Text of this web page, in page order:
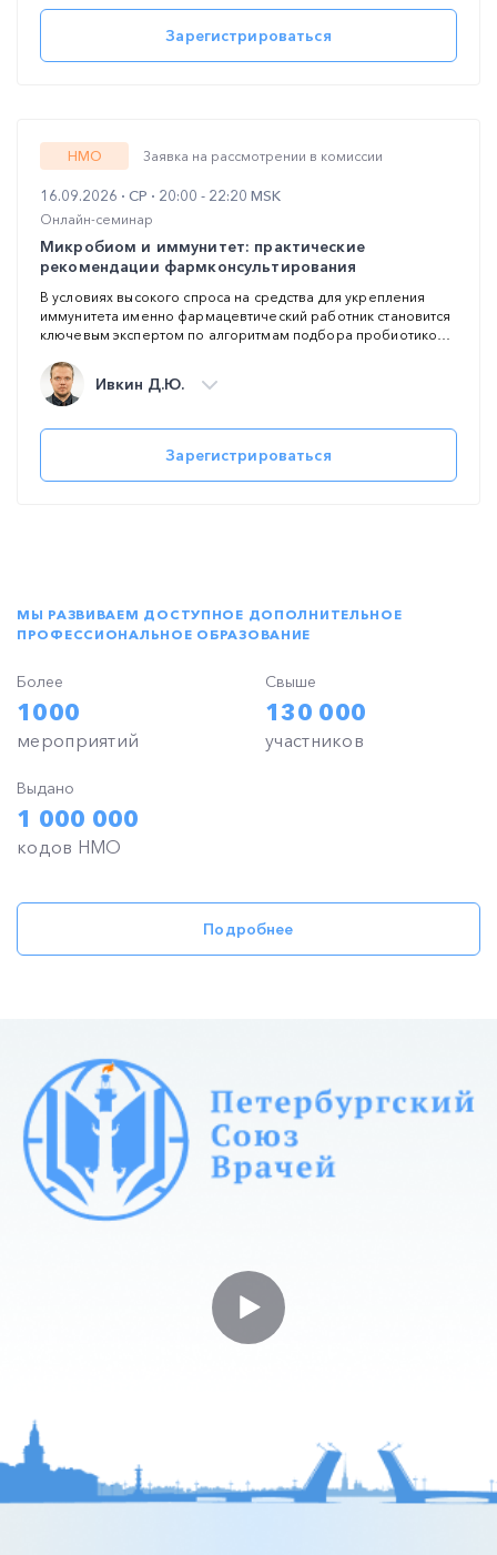
Гипомоторные нарушения желчного пузыря часто выступают
ранним маркером декомпенсации процесса и требуют
безопасных схем коррекции.
Зарегистрироваться
НМО Заявка на рассмотрении в комиссии
16.09.2026 СР 20:00 - 22:20 MSK
Онлайн-семинар
Микробиом и иммунитет: практические
рекомендации фармконсультирования
В условиях высокого спроса на средства для укрепления
иммунитета именно фармацевтический работник становится
ключевым экспертом по алгоритмам подбора пробиотиков в
актуализировать знания в области иммунологии и
гастроэнтерологии для повышения качества
фармацевтического консультирования при запросах на
укрепление иммунитета.
Ивкин Д.Ю.
Зарегистрироваться
МЫ РАЗВИВАЕМ ДОСТУПНОЕ ДОПОЛНИТЕЛЬНОЕ
ПРОФЕССИОНАЛЬНОЕ ОБРАЗОВАНИЕ
Более
1000
мероприятий
Свыше
130 000
участников
Выдано
1 000 000
кодов НМО
Подробнее